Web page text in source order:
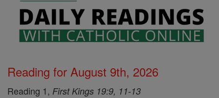
Reading for August 9th, 2026
Reading 1, First Kings 19:9, 11-13